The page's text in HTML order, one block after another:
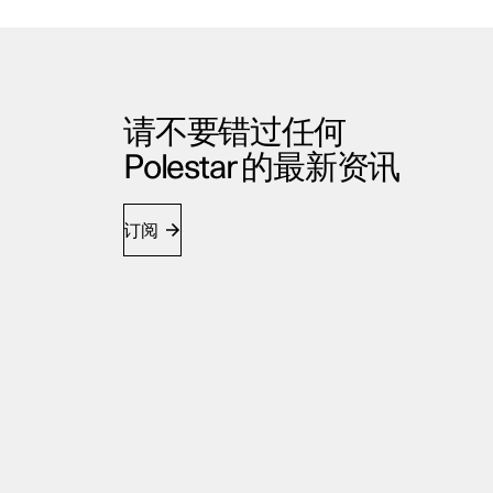
请不要错过任何
Polestar 的最新资讯
订阅